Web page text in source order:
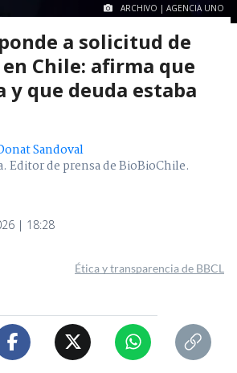
ARCHIVO | AGENCIA UNO
a solicitud de
Chile: afirma que
que deuda estaba
Sandoval
Editor de prensa de BioBioChile.
| 18:28
Ética y transparencia de BBCL